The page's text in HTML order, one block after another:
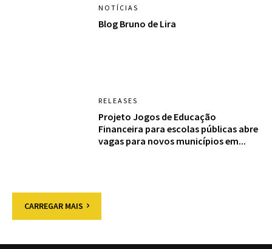
NOTÍCIAS
Blog Bruno de Lira
RELEASES
Projeto Jogos de Educação
Financeira para escolas públicas abre
vagas para novos municípios em...
CARREGAR MAIS